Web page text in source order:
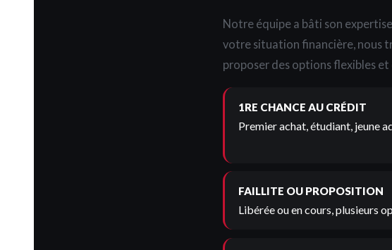
Notre équipe a bâti son
votre situation financière, nous
proposer des options flexibles
1RE CHANCE AU CRÉDIT
Premier achat, étudiant, jeune
FAILLITE OU PROPOSITION
Libérée ou en cours, plusieurs